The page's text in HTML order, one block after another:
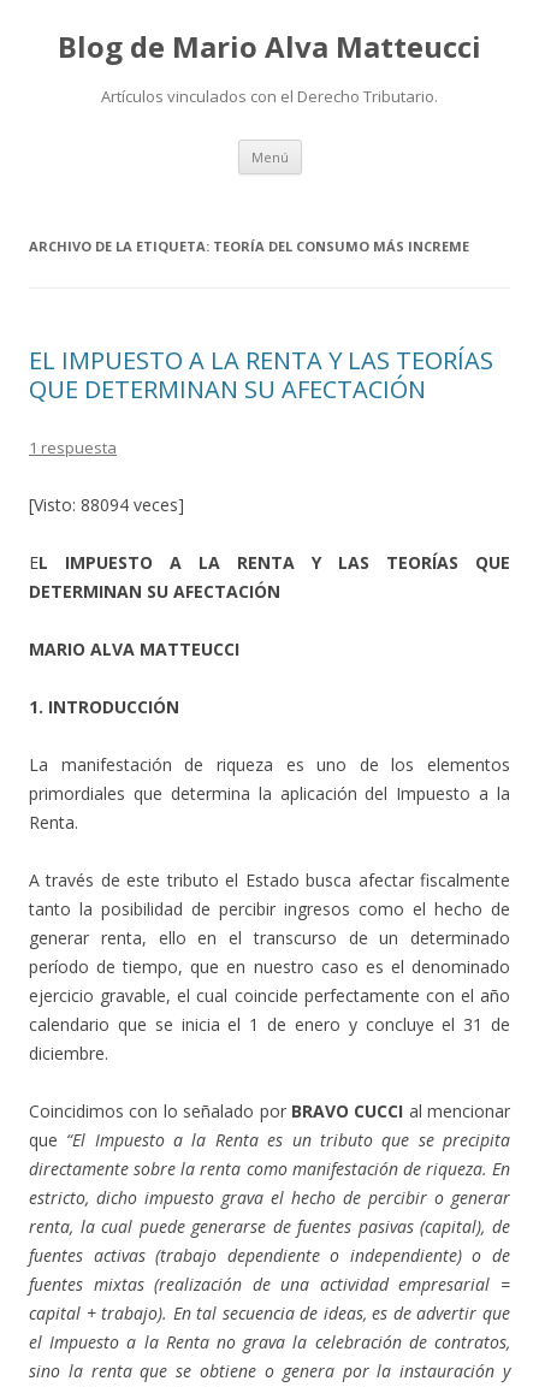
Blog de Mario Alva Matteucci
Artículos vinculados con el Derecho Tributario.
Menú Ir
contenido
ARCHIVO DE LA ETIQUETA: TEORÍA DEL CONSUMO MÁS INCREME
EL IMPUESTO A LA RENTA Y LAS TEORÍAS
QUE DETERMINAN SU AFECTACIÓN
1 respuesta
[Visto: 88094 veces]
EL IMPUESTO A LA RENTA Y LAS TEORÍAS QUE
DETERMINAN SU AFECTACIÓN
MARIO ALVA MATTEUCCI
1. INTRODUCCIÓN
La manifestación de riqueza es uno de los elementos
primordiales que determina la aplicación del Impuesto a la
Renta.
A través de este tributo el Estado busca afectar fiscalmente
tanto la posibilidad de percibir ingresos como el hecho de
generar renta, ello en el transcurso de un determinado
período de tiempo, que en nuestro caso es el denominado
ejercicio gravable, el cual coincide perfectamente con el año
calendario que se inicia el 1 de enero y concluye el 31 de
diciembre.
Coincidimos con lo señalado por BRAVO CUCCI al mencionar
que “El Impuesto a la Renta es un tributo que se precipita
directamente sobre la renta como manifestación de riqueza. En
estricto, dicho impuesto grava el hecho de percibir o generar
renta, la cual puede generarse de fuentes pasivas (capital), de
fuentes activas (trabajo dependiente o independiente) o de
fuentes mixtas (realización de una actividad empresarial =
capital + trabajo). En tal secuencia de ideas, es de advertir que
el Impuesto a la Renta no grava la celebración de contratos,
sino la renta que se obtiene o genera por la instauración y